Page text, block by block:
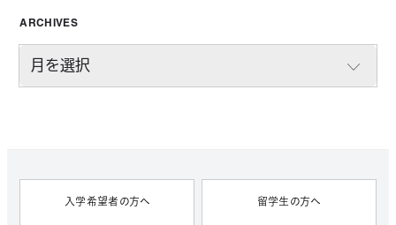
ARCHIVES
入学希望者の方へ 留学生の方へ